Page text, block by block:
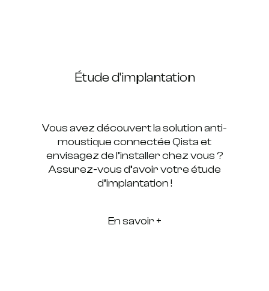
Étude d'implantation
Vous avez découvert la solution anti-
moustique connectée Qista et
envisagez de l’installer chez vous ?
Assurez-vous d’avoir votre étude
d’implantation !
En savoir +